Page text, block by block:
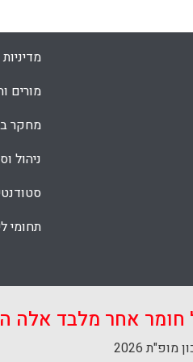
מורים
מחקר
ניהול
תחומי
חומר אחר מלבד אלה
2026